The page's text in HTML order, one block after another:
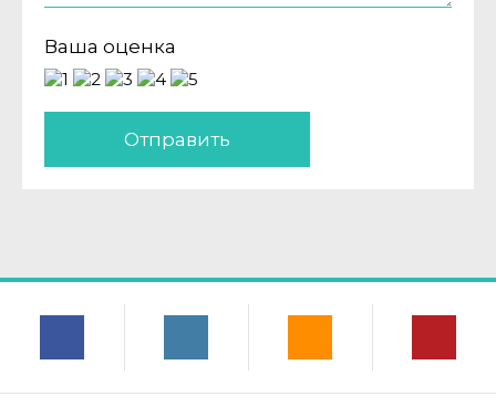
Ваша оценка
Отправить